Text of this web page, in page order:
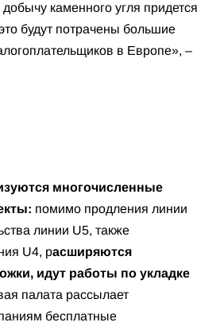
добычу каменного угля придется
будут потрачены большие
в Европе», –
многочисленные
помимо продления линии
линии U5, также
U4, расширяются
идут работы по укладке
палата рассылает
бесплатные